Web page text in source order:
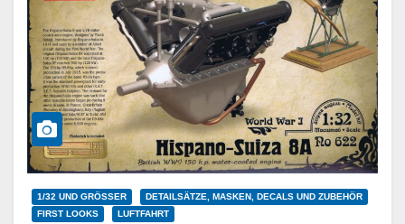
1/32 UND GRÖSSER
DETAILSÄTZE, MASKEN, DECALS UND ZUBEHÖR
FIRST LOOKS
LUFTFAHRT